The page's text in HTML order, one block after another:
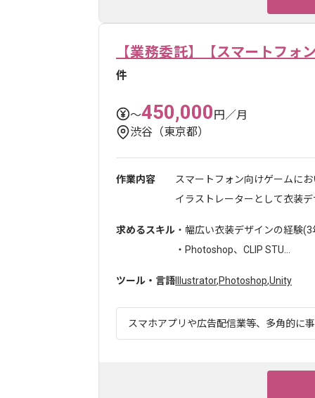
【業務委託】【スマートフォ
件
〜450,000円／月
渋谷（東京都）
作業内容
スマートフォン向けゲームにお
イラストレーターとして衣装デ
求めるスキル ・幅広い衣装デザインの経験
・Photoshop、CLIP STU...
ツール・言語 Illustrator,Photoshop,Unity
スマホアプリや広告配信業等、多角的に